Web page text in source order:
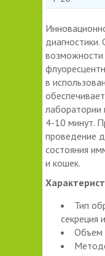
диагностики.
возможности
в
лаборатории
4-10 минут.
проведение
состояния
и кошек.
Тип
секреция
Объем